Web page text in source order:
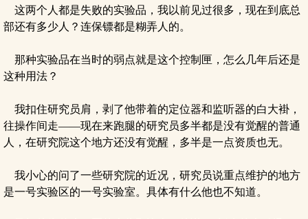
这两个人都是失败的实验品，我以前见过很多，现在到底总
部还有多少人？连保镖都是糊弄人的。
那种实验品在当时的弱点就是这个控制匣，怎么几年后还是
这种用法？
我扣住研究员肩，剥了他带着的定位器和监听器的白大褂，
往操作间走——现在来跑腿的研究员多半都是没有觉醒的普通
人，在研究院这个地方还没有觉醒，多半是一点资质也无。
我小心的问了一些研究院的近况，研究员说重点维护的地方
是一号实验区的一号实验室。具体有什么他也不知道。